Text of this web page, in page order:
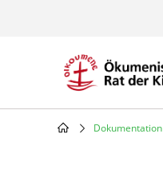
Dokumentation